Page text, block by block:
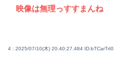
映像は無理っすすまんね
4 : 2025/07/10(木) 20:40:27.484 ID:bTCarTrI0